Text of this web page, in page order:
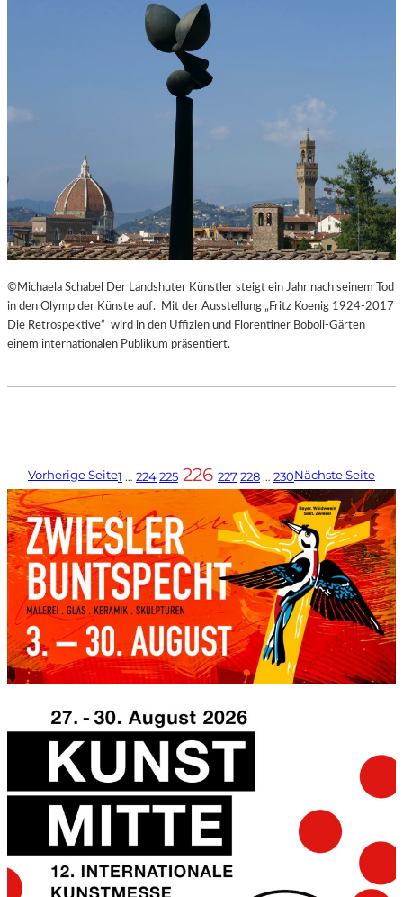
©Michaela Schabel Der Landshuter Künstler steigt ein Jahr nach seinem Tod
in den Olymp der Künste auf. Mit der Ausstellung „Fritz Koenig 1924-2017
Die Retrospektive“ wird in den Uffizien und Florentiner Boboli-Gärten
einem internationalen Publikum präsentiert.
Vorherige Seite1 … 224225 226 227228… 230Nächste Seite